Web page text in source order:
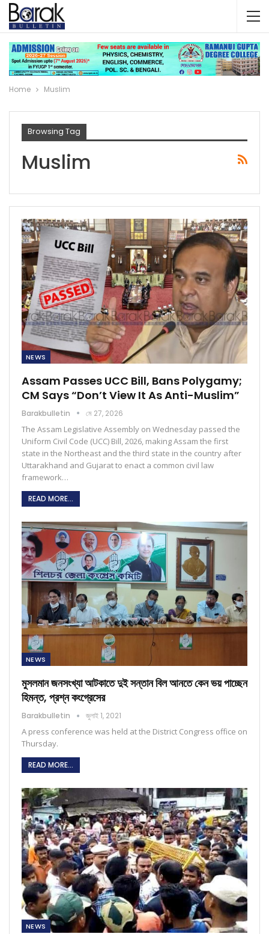
Home Muslim
Browsing Tag
Muslim
NEWS
Assam Passes UCC Bill, Bans Polygamy;
CM Says “Don’t View It As Anti-Muslim”
Barakbulletin মে 27, 2026
The Assam Legislative Assembly on Wednesday passed the
Uniform Civil Code (UCC) Bill, 2026, making Assam the first
state in the Northeast and the third state in the country after
Uttarakhand and Gujarat to enact a common civil law
framework…
READ MORE...
NEWS
মুসলমান জনসংখ্যা আটকাতে দুই সন্তান বিল আনতে কেন ভয় পাচ্ছেন
হিমন্ত, প্রশ্ন কংগ্রেসের
Barakbulletin জুলাই 1, 2021
A press conference was held at the District Congress office on
Thursday.
READ MORE...
NEWS